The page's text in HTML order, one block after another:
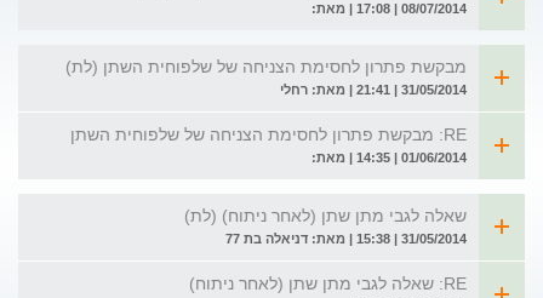
08/07/2014 | 17:08 | מאת:
מבקשת פתרון לחסימת הצניחה של שלפוחית השתן (לת)
31/05/2014 | 21:41 | מאת: רחלי
RE: מבקשת פתרון לחסימת הצניחה של שלפוחית השתן
01/06/2014 | 14:35 | מאת:
שאלה לגבי מתן שתן (לאחר ניתוח) (לת)
31/05/2014 | 15:38 | מאת: דניאלה בת 77
RE: שאלה לגבי מתן שתן (לאחר ניתוח)